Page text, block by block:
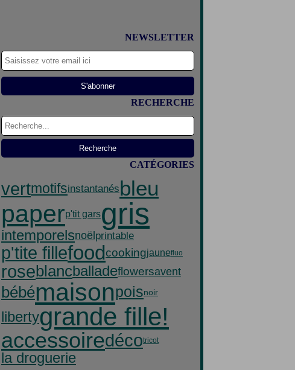
NEWSLETTER
RECHERCHE
CATÉGORIES
vertmotifsinstantanésbleu
paperp'tit garsgris
intemporelsnoël printable
p'tite fillefoodcookingjaunefluo
roseblancballadeflowersavent
bébémaisonpoisnoir
libertygrande fille!
accessoiredécotricot
la droguerie